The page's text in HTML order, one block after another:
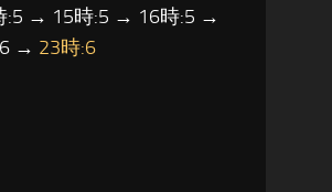
→ 15時:5 → 16時:5 →
→ 23時:6